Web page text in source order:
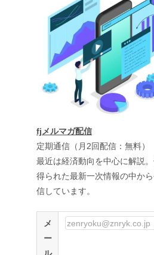
fjメルマガ配信
定期通信（月2回配信：無料）
最近は経済動向を中心に解説
得られた最新一次情報の中か
信しています。
メ
ー
ル